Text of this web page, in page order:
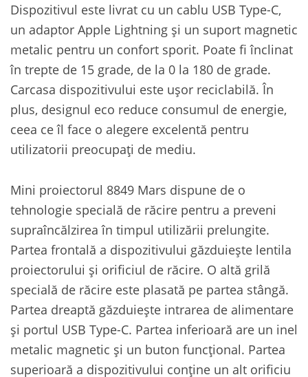
Dispozitivul este livrat cu un cablu USB Type-C,
un adaptor Apple Lightning și un suport magnetic
metalic pentru un confort sporit. Poate fi înclinat
în trepte de 15 grade, de la 0 la 180 de grade.
Carcasa dispozitivului este ușor reciclabilă. În
plus, designul eco reduce consumul de energie,
ceea ce îl face o alegere excelentă pentru
utilizatorii preocupați de mediu.
Mini proiectorul 8849 Mars dispune de o
tehnologie specială de răcire pentru a preveni
supraîncălzirea în timpul utilizării prelungite.
Partea frontală a dispozitivului găzduiește lentila
proiectorului și orificiul de răcire. O altă grilă
specială de răcire este plasată pe partea stângă.
Partea dreaptă găzduiește intrarea de alimentare
și portul USB Type-C. Partea inferioară are un inel
metalic magnetic și un buton funcțional. Partea
superioară a dispozitivului conține un alt orificiu